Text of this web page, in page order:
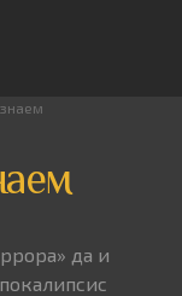
да и